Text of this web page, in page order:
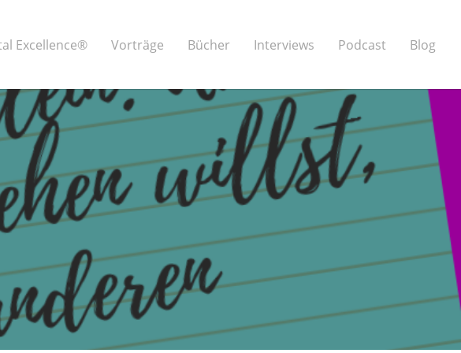
Excellence® Vorträge Bücher Interviews Podcast Blog